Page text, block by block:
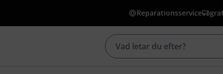
Reparationsservice